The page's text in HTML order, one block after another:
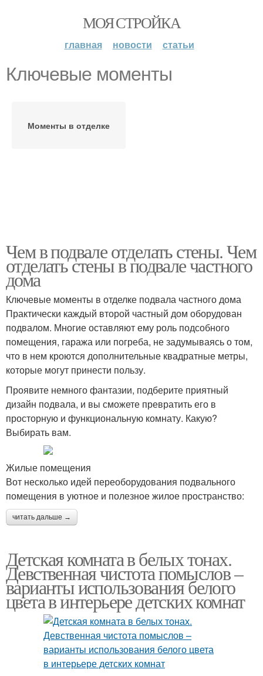
МОЯ СТРОЙКА
главная новости статьи
Ключевые моменты
Моменты в отделке
Чем в подвале отделать стены. Чем
отделать стены в подвале частного
дома
Ключевые моменты в отделке подвала частного дома
Практически каждый второй частный дом оборудован
подвалом. Многие оставляют ему роль подсобного
помещения, гаража или погреба, не задумываясь о том,
что в нем кроются дополнительные квадратные метры,
которые могут принести пользу.
Проявите немного фантазии, подберите приятный
дизайн подвала, и вы сможете превратить его в
просторную и функциональную комнату. Какую?
Выбирать вам.
Жилые помещения
Вот несколько идей переоборудования подвального
помещения в уютное и полезное жилое пространство:
читать дальше →
Детская комната в белых тонах.
Девственная чистота помыслов –
варианты использования белого
цвета в интерьере детских комнат